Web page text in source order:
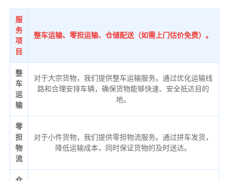
服
务
项
目
整车运输、零担运输、仓储配送（如需上门估价免费）。
整
车
运
输
对于大宗货物，我们提供整车运输服务。通过优化运输线
路和合理安排车辆，确保货物能够快速、安全抵达目的
地。
零
担
物
流
对于小件货物，我们提供零担物流服务。通过拼车发货，
降低运输成本，同时保证货物的及时送达。